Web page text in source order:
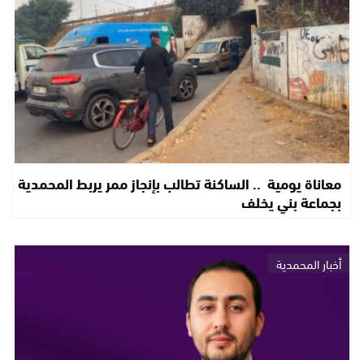
معاناة يومية .. الساكنة تطالب بإنجاز ممر يربط المحمدية
بجماعة بني يخلف
أخبار المحمدية